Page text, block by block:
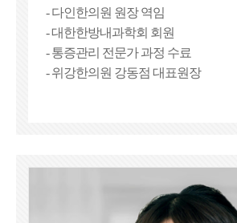
- 다인한의원 원장 역임
- 대한한방내과학회 회원
- 통증관리 전문가 과정 수료
- 위강한의원 강동점 대표원장